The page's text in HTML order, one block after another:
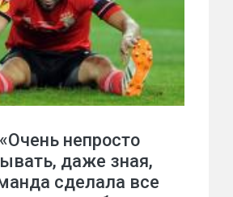
непросто
даже зная,
сделала все